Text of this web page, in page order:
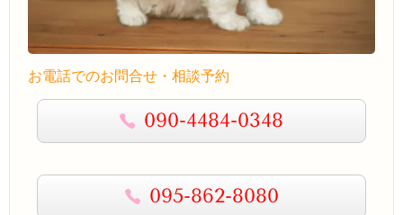
お電話でのお問合せ・相談予約
090-4484-0348
095-862-8080